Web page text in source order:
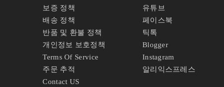
보증 정책
배송 정책
반품 및 환불 정책
개인정보 보호정책
Terms Of Service
주문 추적
Contact US
유튜브
페이스북
틱톡
Blogger
Instagram
알리익스프레스